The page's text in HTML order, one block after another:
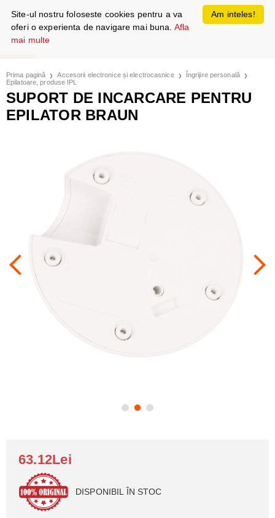
Prima pagină Accesorii electronice și electrocasnice
Îngrijire personală
Epilatoare, produse IPL
SUPORT DE INCARCARE PENTRU
EPILATOR BRAUN
63.12Lei
DISPONIBIL ÎN STOC
Am inteles!
Site-ul nostru foloseste cookies pentru a va
oferi o experienta de navigare mai buna. Afla
mai multe